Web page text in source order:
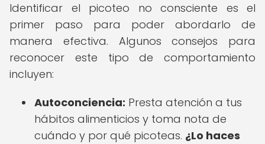
Identificar el picoteo no consciente es el
primer paso para poder abordarlo de
manera efectiva. Algunos consejos para
reconocer este tipo de comportamiento
incluyen:
Autoconciencia: Presta atención a tus
hábitos alimenticios y toma nota de
cuándo y por qué picoteas. ¿Lo haces